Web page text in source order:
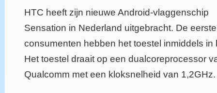
HTC heeft zijn nieuwe Android-vlaggenschip
Sensation in Nederland uitgebracht. De eerste
consumenten hebben het toestel inmiddels in
Het toestel draait op een dualcoreprocessor
Qualcomm met een kloksnelheid van 1,2GHz.